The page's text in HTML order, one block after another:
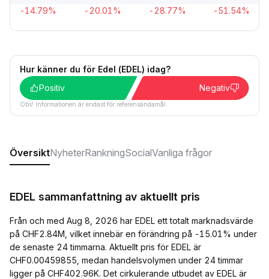
-14.79% -20.01% -28.77% -51.54%
Hur känner du för Edel (EDEL) idag?
Positiv
Negativ
Obs! Informationen är endast för referensändamål.
ÖversiktNyheterRankningSocialVanliga frågor
EDEL sammanfattning av aktuellt pris
Från och med Aug 8, 2026 har EDEL ett totalt marknadsvärde
på CHF2.84M, vilket innebär en förändring på -15.01% under
de senaste 24 timmarna. Aktuellt pris för EDEL är
CHF0.00459855, medan handelsvolymen under 24 timmar
ligger på CHF402.96K. Det cirkulerande utbudet av EDEL är